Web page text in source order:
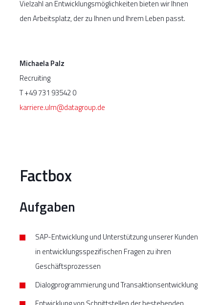
Vielzahl an Entwicklungsmöglichkeiten bieten wir Ihnen
den Arbeitsplatz, der zu Ihnen und Ihrem Leben passt.
Michaela Palz
Recruiting
T +49 731 93542 0
karriere.ulm@datagroup.de
Factbox
Aufgaben
SAP-Entwicklung und Unterstützung unserer Kunden
in entwicklungsspezifischen Fragen zu ihren
Geschäftsprozessen
Dialogprogrammierung und Transaktionsentwicklung